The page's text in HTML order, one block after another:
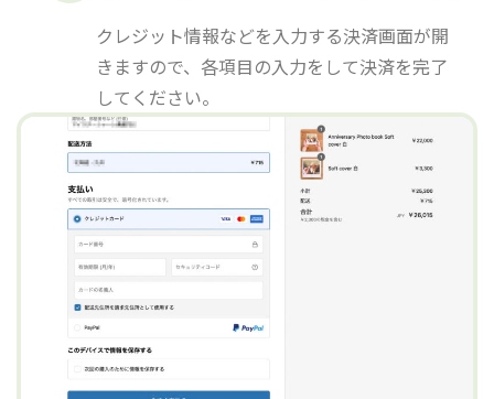
クレジット情報などを入力する決済画面が開
きますので、各項目の入力をして決済を完了
してください。